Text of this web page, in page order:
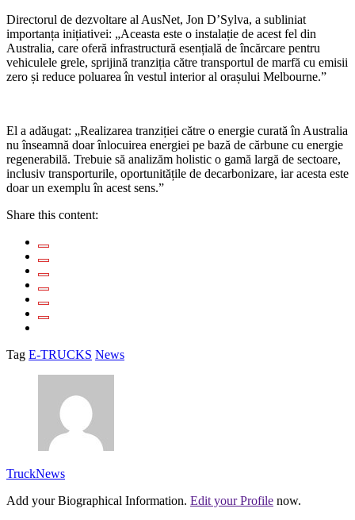
Directorul de dezvoltare al AusNet, Jon D’Sylva, a subliniat
importanța inițiativei: „Aceasta este o instalație de acest fel din
Australia, care oferă infrastructură esențială de încărcare pentru
vehiculele grele, sprijină tranziția către transportul de marfă cu emisii
zero și reduce poluarea în vestul interior al orașului Melbourne.”
El a adăugat: „Realizarea tranziției către o energie curată în Australia
nu înseamnă doar înlocuirea energiei pe bază de cărbune cu energie
regenerabilă. Trebuie să analizăm holistic o gamă largă de sectoare,
inclusiv transporturile, oportunitățile de decarbonizare, iar acesta este
doar un exemplu în acest sens.”
Share this content:
Tag E-TRUCKS News
TruckNews
Add your Biographical Information. Edit your Profile now.